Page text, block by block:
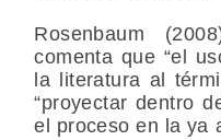
Rosenbaum
comenta que “el
la literatura al
“proyectar dentro
el proceso en la ya